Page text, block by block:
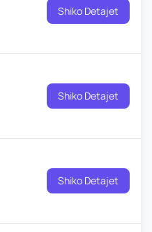
Shiko Detajet
Shiko Detajet
Shiko Detajet